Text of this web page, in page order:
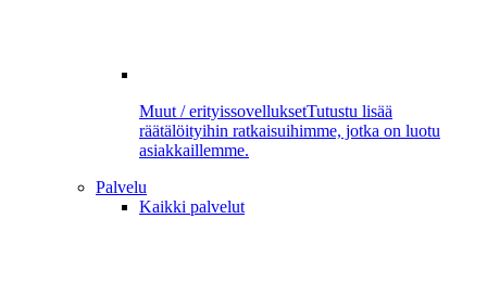
Muut / erityissovelluksetTutustu lisää
räätälöityihin ratkaisuihimme, jotka on luotu
asiakkaillemme.
Palvelu
Kaikki palvelut